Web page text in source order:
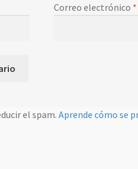
Correo electrónico *
el spam.Aprende cómo se